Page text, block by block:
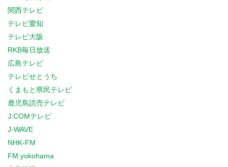
関西テレビ
テレビ愛知
テレビ大阪
RKB毎日放送
広島テレビ
テレビせとうち
くまもと県民テレビ
鹿児島読売テレビ
J:COMテレビ
J-WAVE
NHK-FM
FM yokohama